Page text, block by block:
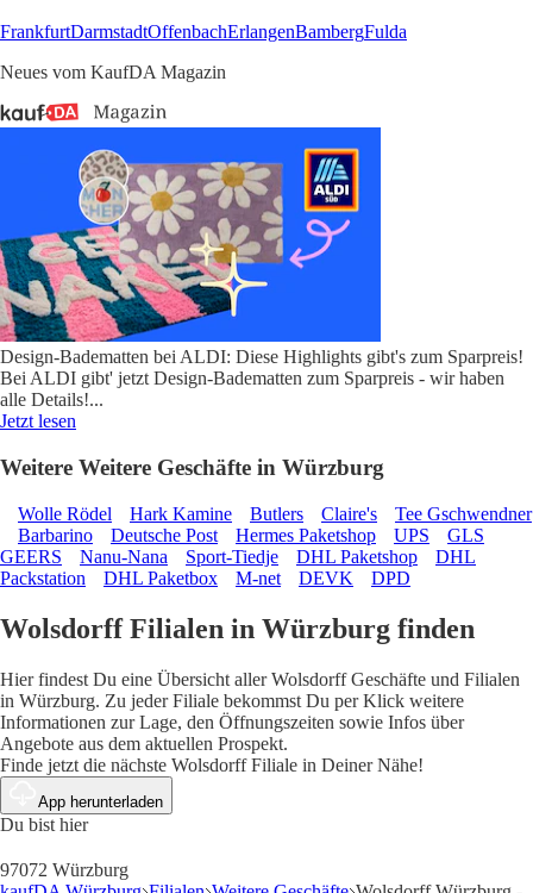
FrankfurtDarmstadtOffenbachErlangenBambergFulda
Neues vom KaufDA Magazin
Design-Badematten bei ALDI: Diese Highlights gibt's zum Sparpreis!
Bei ALDI gibt' jetzt Design-Badematten zum Sparpreis - wir haben
alle Details!...
Jetzt lesen
Weitere Weitere Geschäfte in Würzburg
Wolle Rödel Hark Kamine Butlers Claire's
Tee Gschwendner
Barbarino
Deutsche Post Hermes Paketshop UPS
GLS
GEERS
Nanu-Nana Sport-Tiedje DHL Paketshop
DHL
Packstation
DHL Paketbox M-net DEVK DPD
Wolsdorff Filialen in Würzburg finden
Hier findest Du eine Übersicht aller Wolsdorff Geschäfte und Filialen
in Würzburg. Zu jeder Filiale bekommst Du per Klick weitere
Informationen zur Lage, den Öffnungszeiten sowie Infos über
Angebote aus dem aktuellen Prospekt.
Finde jetzt die nächste Wolsdorff Filiale in Deiner Nähe!
App herunterladen
Du bist hier
97072 Würzburg